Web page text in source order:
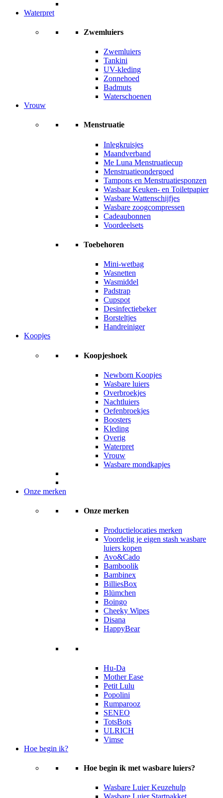
Waterpret
Zwemluiers
Zwemluiers
Tankini
UV-kleding
Zonnehoed
Badmuts
Waterschoenen
Vrouw
Menstruatie
Inlegkruisjes
Maandverband
Me Luna Menstruatiecup
Menstruatieondergoed
Tampons en Menstruatiesponzen
Wasbaar Keuken- en Toiletpapier
Wasbare Wattenschijfjes
Wasbare zoogcompressen
Cadeaubonnen
Voordeelsets
Toebehoren
Mini-wetbag
Wasnetten
Wasmiddel
Padstrap
Cupspot
Desinfectiebeker
Borsteltjes
Handreiniger
Koopjes
Koopjeshoek
Newborn Koopjes
Wasbare luiers
Overbroekjes
Nachtluiers
Oefenbroekjes
Boosters
Kleding
Overig
Waterpret
Vrouw
Wasbare mondkapjes
Onze merken
Onze merken
Productielocaties merken
Voordelig je eigen stash wasbare
luiers kopen
Avo&Cado
Bamboolik
Bambinex
BilliesBox
Blümchen
Boingo
Cheeky Wipes
Disana
HappyBear
Hu-Da
Mother Ease
Petit Lulu
Popolini
Rumparooz
SENEO
TotsBots
ULRICH
Vimse
Hoe begin ik?
Hoe begin ik met wasbare luiers?
Wasbare Luier Keuzehulp